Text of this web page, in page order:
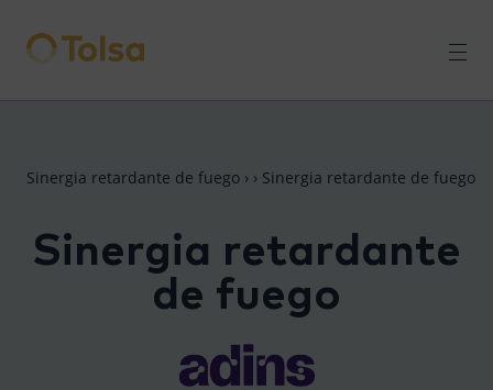
Sinergia retardante de fuego › › Sinergia retardante de fuego
Sinergia retardante
de fuego